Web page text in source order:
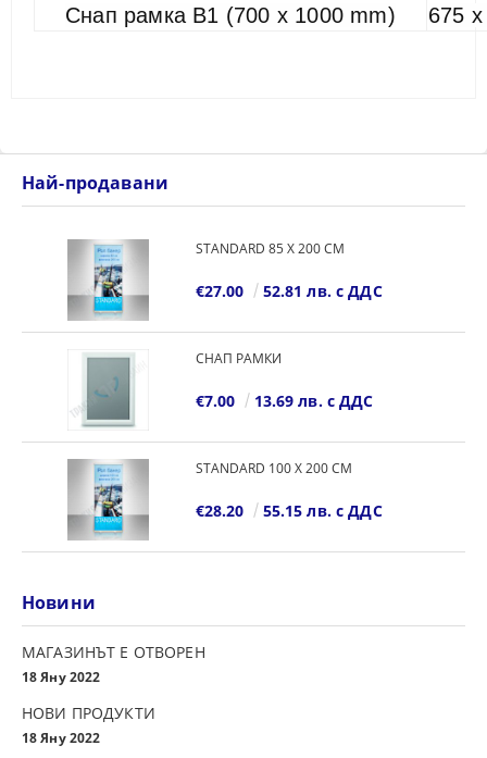
Снап рамка В1 (700 х 1000 mm) 675
Най-продавани
STANDARD 85 Х 200 СМ
€27.00 52.81 лв. с ДДС
СНАП РАМКИ
€7.00 13.69 лв. с ДДС
STANDARD 100 Х 200 СМ
€28.20 55.15 лв. с ДДС
Новини
МАГАЗИНЪТ Е ОТВОРЕН
18 Яну 2022
НОВИ ПРОДУКТИ
18 Яну 2022